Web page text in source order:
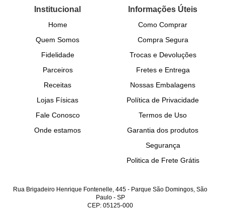
Institucional
Home
Quem Somos
Fidelidade
Parceiros
Receitas
Lojas Físicas
Fale Conosco
Onde estamos
Informações Úteis
Como Comprar
Compra Segura
Trocas e Devoluções
Fretes e Entrega
Nossas Embalagens
Política de Privacidade
Termos de Uso
Garantia dos produtos
Segurança
Politica de Frete Grátis
Rua Brigadeiro Henrique Fontenelle, 445 - Parque São Domingos, São
Paulo- SP
CEP: 05125-000